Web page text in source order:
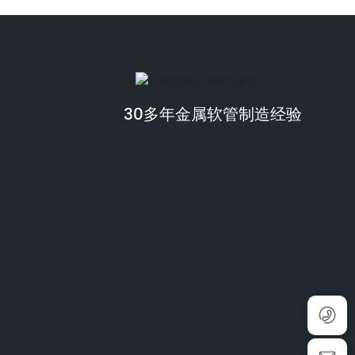
30多年金属软管制造经验